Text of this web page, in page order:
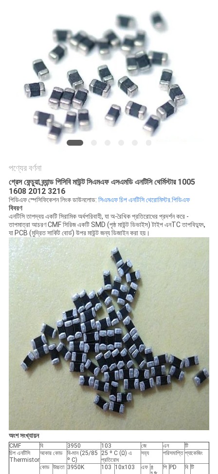
PRIVACY
POLICY
পণ্যের বর্ণনা
গ্রেস ফেন্চুয়া ব্র্যান্ড পিসিবি মাউন্ট সিএমএফ এসএমডি এনটিসি থের্মিস্টার 1005
1608 2012 3216
পিডিএফ স্পেসিফিকেশন লিংক ডাউনলোড: সিএমএফ চিপ এনটিসি থেরোমিস্টর.পিডিএফ
বিবরণ
এনটিসি তাপদ্বয় একটি সিরামিক অর্ধপরিবাহী, যা অ-রৈখিক প্রতিরোধের প্রদর্শন করে -
তাপমাত্রা আচরণ CMF সিরিজ একটি SMD (পৃষ্ঠ মাউন্ট ডিভাইস) টাইপ এনTC তাপবিদ্যুৎ,
যা PCB (মুদ্রিত সার্কিট বোর্ড) উপর মাউন্ট জন্য ডিজাইন করা হয়।
অংশ সংখ্যায়ন
CMF বি 3950 103 জে এন
টি
চিপ এনটিসি
Thermistor
আকার কোড
বি-মান (25/85
º C)
25 º C (Ω) এ
প্রতিরোধ
সহ্য পরিসমাপ্তি প্যাকেজিং
কোড উচ্চতা 3950K 103 10x103 এফ ±
পি PD বি টি